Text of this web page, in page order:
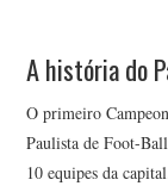
A história do
O primeiro
Paulista de Foot-
10 equipes da